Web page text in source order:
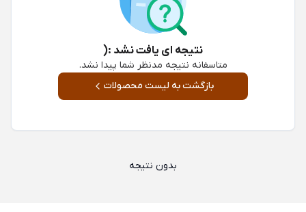
نتیجه ای یافت نشد :(
متاسفانه نتیجه مدنظر شما پیدا نشد.
بازگشت به لیست محصولات
بدون نتیجه